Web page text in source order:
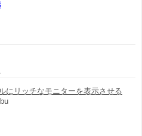
にリッチなモニターを表示させる